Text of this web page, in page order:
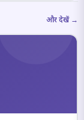
और देखें →